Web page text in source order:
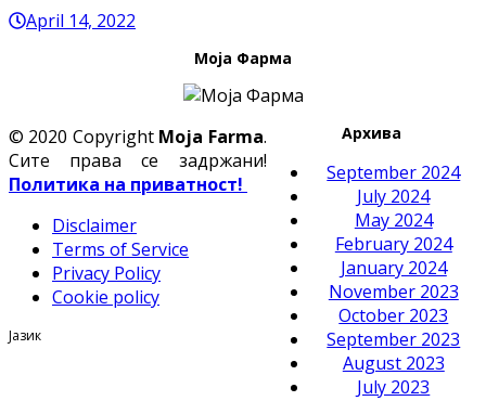
April 14, 2022
Моја Фарма
Архива
September 2024
July 2024
May 2024
February 2024
January 2024
November 2023
October 2023
September 2023
August 2023
July 2023
© 2020 Copyright Moja Farma.
Сите права се задржани!
Политика на приватност!
Disclaimer
Terms of Service
Privacy Policy
Cookie policy
Јазик